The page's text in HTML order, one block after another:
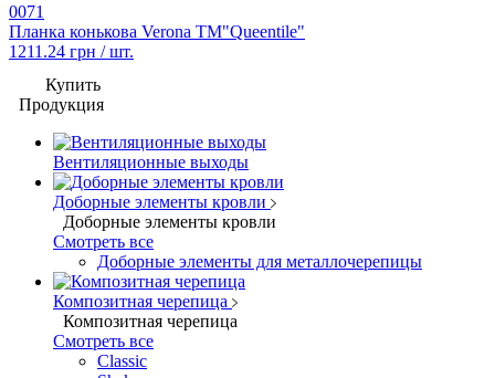
0071
Планка конькова Verona TM"Queentile"
1211.24 грн / шт.
Купить
Продукция
Вентиляционные выходы
Доборные элементы кровли
Доборные элементы кровли
Смотреть все
Доборные элементы для металлочерепицы
Композитная черепица
Композитная черепица
Смотреть все
Classic